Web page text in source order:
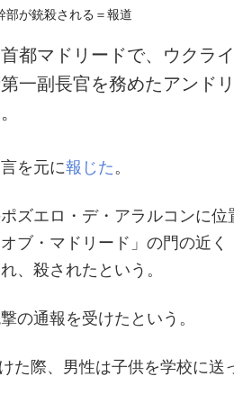
都マドリードで、ウクライ
一副長官を務めたアンドリ
を元に報じた 。
ズエロ・デ・アラルコンに位
ブ・マドリード」の門の近く
、殺されたという。
の通報を受けたという。
た際、男性は子供を学校に送